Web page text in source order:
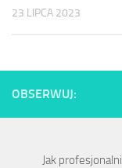
23 LIPCA 2023
OBSERWUJ:
Jak